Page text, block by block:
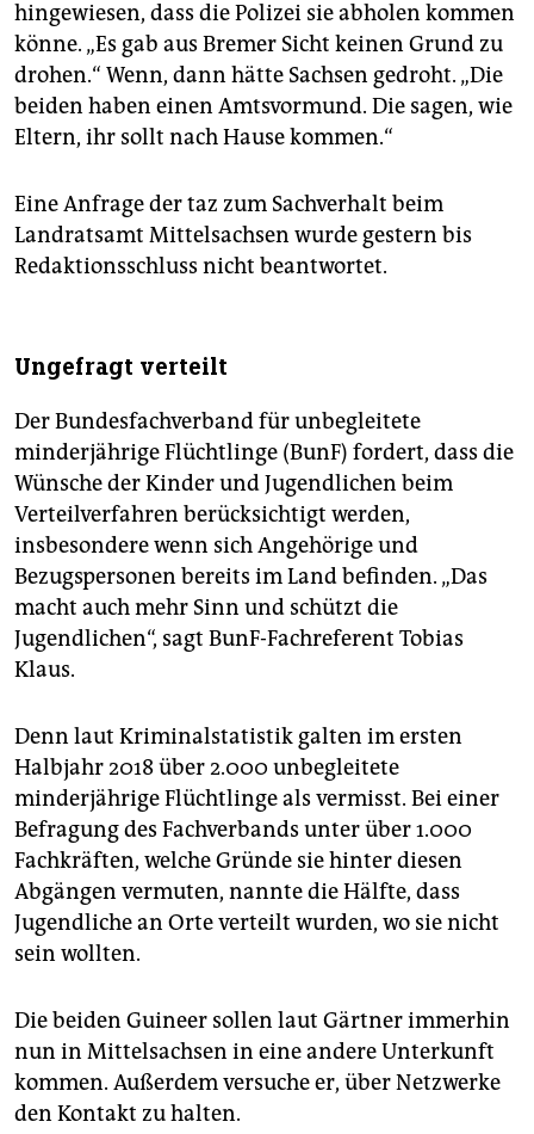
hingewiesen, dass die Polizei sie abholen kommen
könne. „Es gab aus Bremer Sicht keinen Grund zu
drohen.“ Wenn, dann hätte Sachsen gedroht. „Die
beiden haben einen Amtsvormund. Die sagen, wie
Eltern, ihr sollt nach Hause kommen.“
Eine Anfrage der taz zum Sachverhalt beim
Landratsamt Mittelsachsen wurde gestern bis
Redaktionsschluss nicht beantwortet.
Ungefragt verteilt
Der Bundesfachverband für unbegleitete
minderjährige Flüchtlinge (BunF) fordert, dass die
Wünsche der Kinder und Jugendlichen beim
Verteilverfahren berücksichtigt werden,
insbesondere wenn sich Angehörige und
Bezugspersonen bereits im Land befinden. „Das
macht auch mehr Sinn und schützt die
Jugendlichen“, sagt BunF-Fachreferent Tobias
Klaus.
Denn laut Kriminalstatistik galten im ersten
Halbjahr 2018 über 2.000 unbegleitete
minderjährige Flüchtlinge als vermisst. Bei einer
Befragung des Fachverbands unter über 1.000
Fachkräften, welche Gründe sie hinter diesen
Abgängen vermuten, nannte die Hälfte, dass
Jugendliche an Orte verteilt wurden, wo sie nicht
sein wollten.
Die beiden Guineer sollen laut Gärtner immerhin
nun in Mittelsachsen in eine andere Unterkunft
kommen. Außerdem versuche er, über Netzwerke
den Kontakt zu halten.